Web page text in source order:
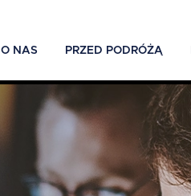
O NAS PRZED PODRÓŻĄ